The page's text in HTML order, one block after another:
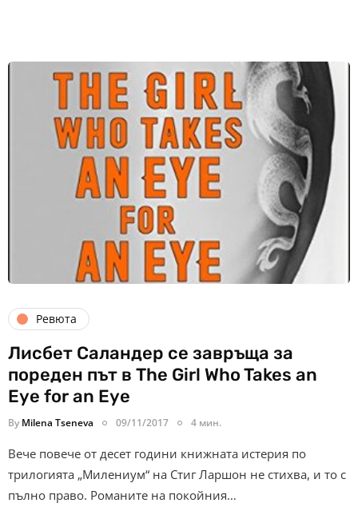
Ревюта
Лисбет Саландер се завръща за
пореден път в The Girl Who Takes an
Eye for an Eye
By Milena Tseneva 09/11/2017 4 мин.
Вече повече от десет години книжната истерия по
трилогията „Милениум“ на Стиг Ларшон не стихва, и то с
пълно право. Романите на покойния…